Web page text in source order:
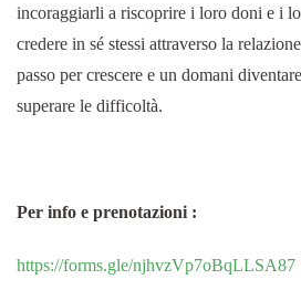
incoraggiarli a riscoprire i loro doni e i
credere in sé stessi attraverso la
passo per crescere e un domani
superare le difficoltà.
Per info e prenotazioni :
https://forms.gle/njhvzVp7oBqLLSA87